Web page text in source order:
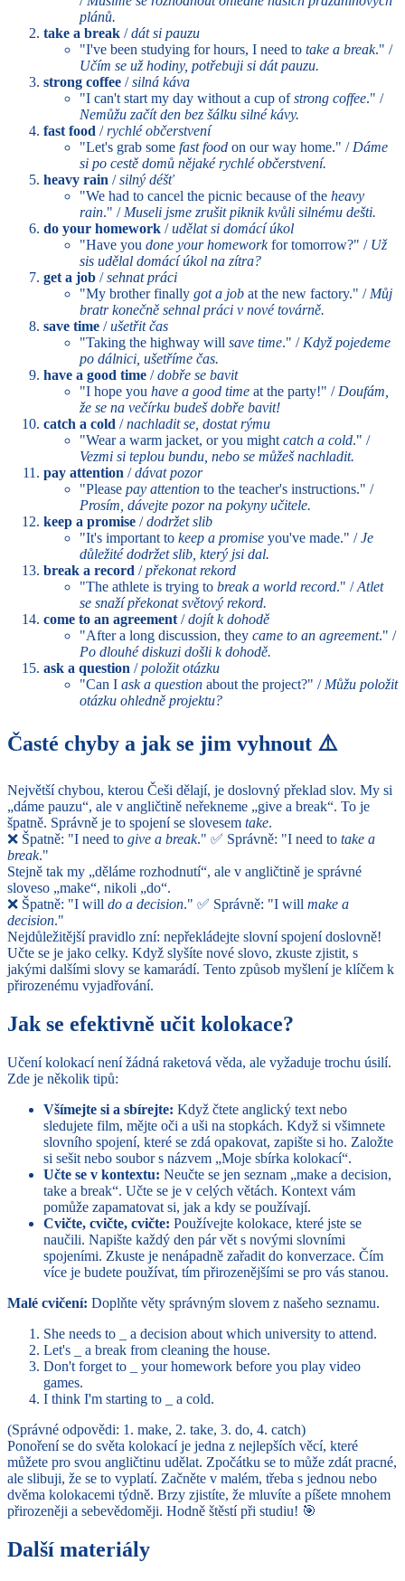
plánů.
take a break /dát si pauzu
"I've been studying for hours, I need to take a break." /
Učím se už hodiny, potřebuji si dát pauzu.
strong coffee /silná káva
"I can't start my day without a cup ofstrong coffee." /
Nemůžu začít den bez šálku silné kávy.
fast food /rychlé občerstvení
"Let's grab some fast food on our way home." / Dáme
si po cestě domů nějaké rychlé občerstvení.
heavy rain /silný déšť
"We had to cancel the picnic because of the heavy
rain." / Museli jsme zrušit piknik kvůli silnému dešti.
do your homework /udělat si domácí úkol
"Have you done your homeworkfor tomorrow?" / Už
sis udělal domácí úkol na zítra?
get a job /sehnat práci
"My brother finally got a job at the new factory." / Můj
bratr konečně sehnal práci v nové továrně.
save time /ušetřit čas
"Taking the highway will save time." / Když pojedeme
po dálnici, ušetříme čas.
have a good time /dobře se bavit
"I hope you have a good time at the party!" / Doufám,
že se na večírku budeš dobře bavit!
catch a cold /nachladit se, dostat rýmu
"Wear a warm jacket, or you might catch a cold." /
Vezmi si teplou bundu, nebo se můžeš nachladit.
pay attention /dávat pozor
"Please pay attention to the teacher's instructions." /
Prosím, dávejte pozor na pokyny učitele.
keep a promise /dodržet slib
"It's important to keep a promise you've made." /Je
důležité dodržet slib, který jsi dal.
break a record /překonat rekord
"The athlete is trying to break a world record." /Atlet
se snaží překonat světový rekord.
come to an agreement /dojít k dohodě
"After a long discussion, they came to an agreement." /
Po dlouhé diskuzi došli k dohodě.
ask a question /položit otázku
"Can I ask a question about the project?" / Můžu položit
otázku ohledně projektu?
Časté chyby a jak se jim vyhnout ⚠️
Největší chybou, kterou Češi dělají, je doslovný překlad slov. My si
„dáme pauzu“, ale v angličtině neřekneme „give a break“. To je
špatně. Správně je to spojení se slovesem take.
❌ Špatně: "I need to give a break." ✅ Správně: "I need to take a
break."
Stejně tak my „děláme rozhodnutí“, ale v angličtině je správné
sloveso „make“, nikoli „do“.
❌ Špatně: "I will do a decision." ✅ Správně: "I will make a
decision."
Nejdůležitější pravidlo zní: nepřekládejte slovní spojení doslovně!
Učte se je jako celky. Když slyšíte nové slovo, zkuste zjistit, s
jakými dalšími slovy se kamarádí. Tento způsob myšlení je klíčem k
přirozenému vyjadřování.
Jak se efektivně učit kolokace?
Učení kolokací není žádná raketová věda, ale vyžaduje trochu úsilí.
Zde je několik tipů:
Všímejte si a sbírejte: Když čtete anglický text nebo
sledujete film, mějte oči a uši na stopkách. Když si všimnete
slovního spojení, které se zdá opakovat, zapište si ho. Založte
si sešit nebo soubor s názvem „Moje sbírka kolokací“.
Učte se v kontextu: Neučte se jen seznam „make a decision,
take a break“. Učte se je v celých větách. Kontext vám
pomůže zapamatovat si, jak a kdy se používají.
Cvičte, cvičte, cvičte: Používejte kolokace, které jste se
naučili. Napište každý den pár vět s novými slovními
spojeními. Zkuste je nenápadně zařadit do konverzace. Čím
více je budete používat, tím přirozenějšími se pro vás stanou.
Malé cvičení: Doplňte věty správným slovem z našeho seznamu.
She needs to _ a decision about which university to attend.
Let's _ a break from cleaning the house.
Don't forget to _ your homework before you play video
games.
I think I'm starting to _ a cold.
(Správné odpovědi: 1. make, 2. take, 3. do, 4. catch)
Ponoření se do světa kolokací je jedna z nejlepších věcí, které
můžete pro svou angličtinu udělat. Zpočátku se to může zdát pracné,
ale slibuji, že se to vyplatí. Začněte v malém, třeba s jednou nebo
dvěma kolokacemi týdně. Brzy zjistíte, že mluvíte a píšete mnohem
přirozeněji a sebevědoměji. Hodně štěstí při studiu! 🎯
Další materiály